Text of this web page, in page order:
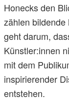
Honecks den
zählen bildende
geht darum,
Künstler:innen
mit dem
inspirierender
entstehen.